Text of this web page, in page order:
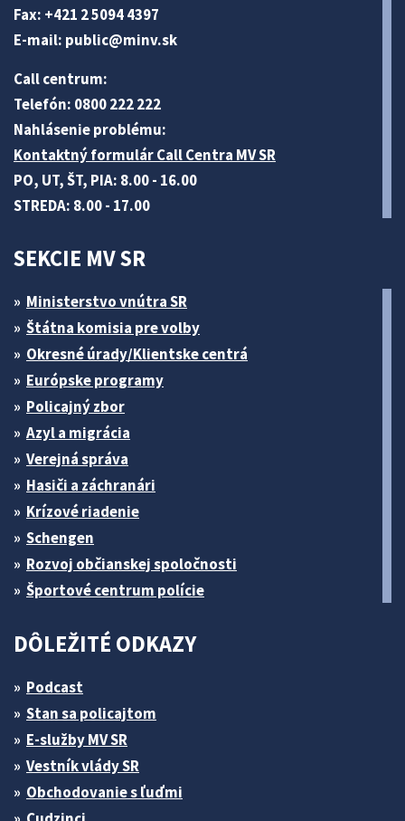
Fax: +421 2 5094 4397
E-mail: public@minv.sk
Call centrum:
Telefón: 0800 222 222
Nahlásenie problému:
Kontaktný formulár Call Centra MV SR
PO, UT, ŠT, PIA: 8.00 - 16.00
STREDA: 8.00 - 17.00
SEKCIE MV SR
Ministerstvo vnútra SR
Štátna komisia pre volby
Okresné úrady/Klientske centrá
Európske programy
Policajný zbor
Azyl a migrácia
Verejná správa
Hasiči a záchranári
Krízové riadenie
Schengen
Rozvoj občianskej spoločnosti
Športové centrum polície
DÔLEŽITÉ ODKAZY
Podcast
Stan sa policajtom
E-služby MV SR
Vestník vlády SR
Obchodovanie s ľuďmi